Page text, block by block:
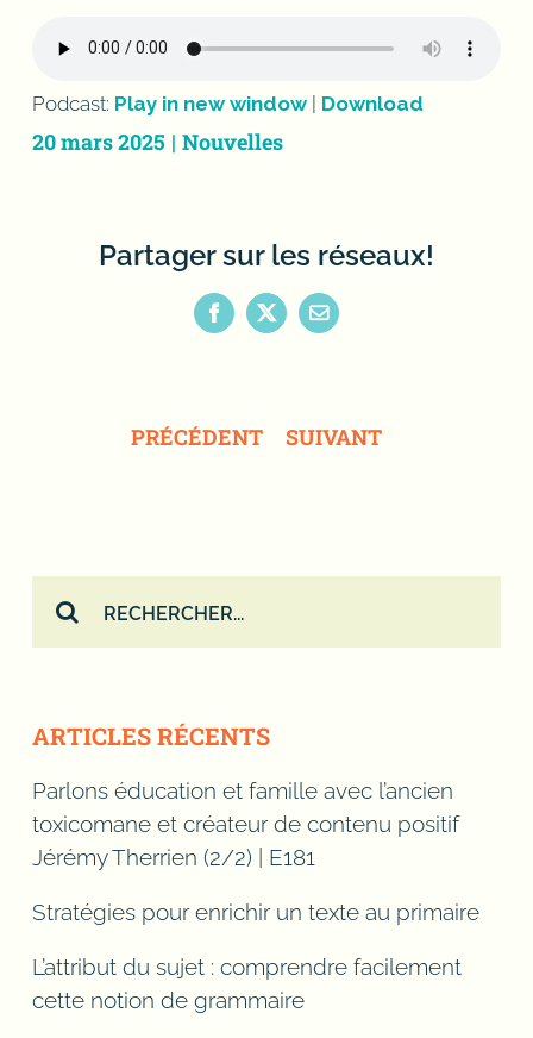
Podcast: Play in new window| Download
20 mars 2025 | Nouvelles
Partager sur les réseaux!
Facebook
X Email
PRÉCÉDENT SUIVANT
ARTICLES RÉCENTS
Parlons éducation et famille avec l’ancien
toxicomane et créateur de contenu positif
Jérémy Therrien (2/2) | E181
Stratégies pour enrichir un texte au primaire
L’attribut du sujet : comprendre facilement
cette notion de grammaire